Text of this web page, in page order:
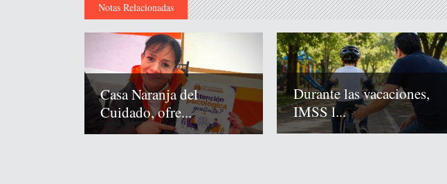
Notas Relacionadas
Casa Naranja del
Cuidado, ofre...
Durante las vacaciones,
IMSS l...